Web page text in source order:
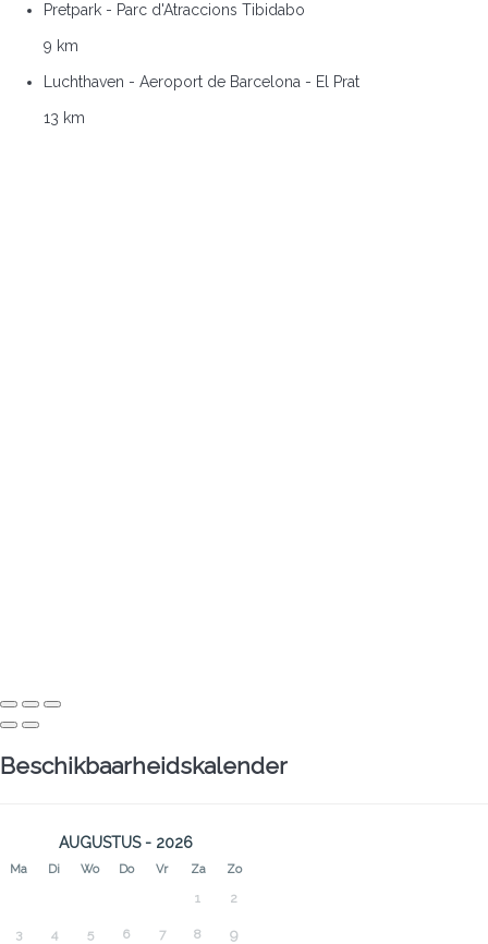
Pretpark - Parc d'Atraccions Tibidabo
9 km
Luchthaven - Aeroport de Barcelona - El Prat
13 km
Beschikbaarheidskalender
AUGUSTUS - 2026
Ma Di Wo Do Vr Za Zo
1 2
3 4 5 6 7 8 9